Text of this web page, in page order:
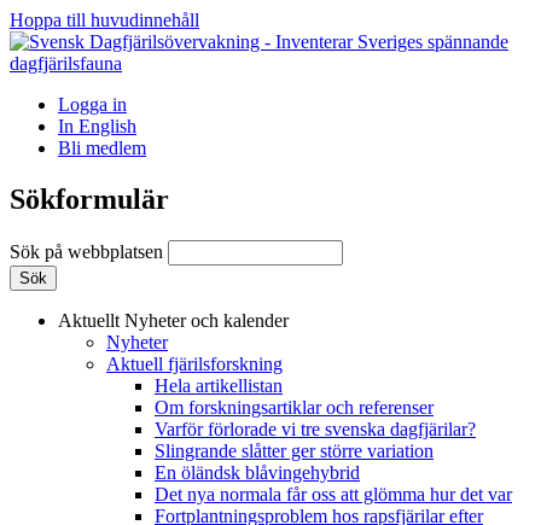
Hoppa till huvudinnehåll
Logga in
In English
Bli medlem
Sökformulär
Sök på webbplatsen
Aktuellt Nyheter och kalender
Nyheter
Aktuell fjärilsforskning
Hela artikellistan
Om forskningsartiklar och referenser
Varför förlorade vi tre svenska dagfjärilar?
Slingrande slåtter ger större variation
En öländsk blåvingehybrid
Det nya normala får oss att glömma hur det var
Fortplantningsproblem hos rapsfjärilar efter